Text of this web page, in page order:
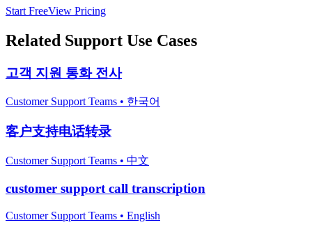
Start FreeView Pricing
Related Support Use Cases
고객 지원 통화 전사
Customer Support Teams • 한국어
客户支持电话转录
Customer Support Teams • 中文
customer support call transcription
Customer Support Teams • English